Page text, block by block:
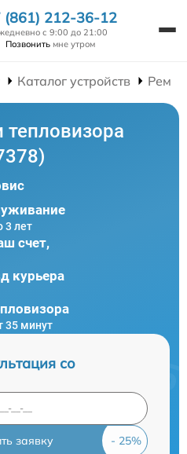
(861) 212-36-12
с 9:00 до 21:00
Позвонить мне утром
Каталог устройств
тепловизора
3 лет
счет,
курьера
35 минут
со
заявку